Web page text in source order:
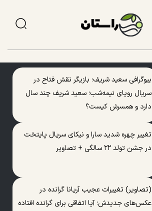
بیوگرافی سعید شریف؛ بازیگر نقش فتاح در
سریال رویای نیمه‌شب؛ سعید شریف چند سال
دارد و همسرش کیست؟
تغییر چهره شدید سارا و نیکای سریال پایتخت
در جشن تولد ۲۲ سالگی + تصاویر
(تصاویر) تغییرات عجیب آریانا گرانده در
عکس‌های جدیدش؛ آیا اتفاقی برای گرانده افتاده